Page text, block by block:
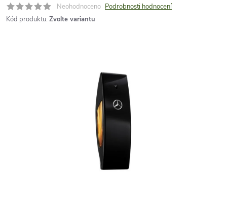
Neohodnoceno Podrobnosti hodnocení
Kód produktu: Zvolte variantu